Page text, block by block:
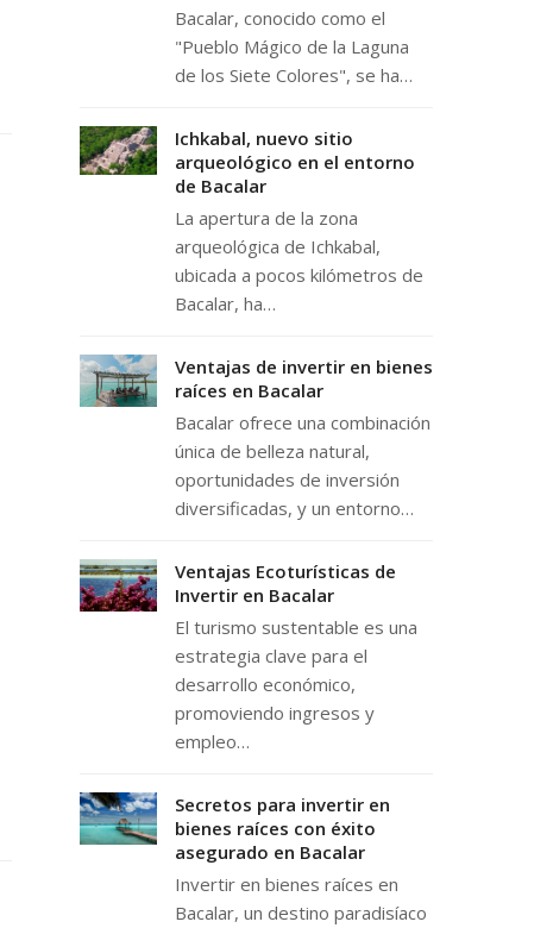
Bacalar, conocido como el
"Pueblo Mágico de la Laguna
de los Siete Colores", se ha…
Ichkabal, nuevo sitio
arqueológico en el entorno
de Bacalar
La apertura de la zona
arqueológica de Ichkabal,
ubicada a pocos kilómetros de
Bacalar, ha…
Ventajas de invertir en bienes
raíces en Bacalar
Bacalar ofrece una combinación
única de belleza natural,
oportunidades de inversión
diversificadas, y un entorno…
Ventajas Ecoturísticas de
Invertir en Bacalar
El turismo sustentable es una
estrategia clave para el
desarrollo económico,
promoviendo ingresos y
empleo…
Secretos para invertir en
bienes raíces con éxito
asegurado en Bacalar
Invertir en bienes raíces en
Bacalar, un destino paradisíaco